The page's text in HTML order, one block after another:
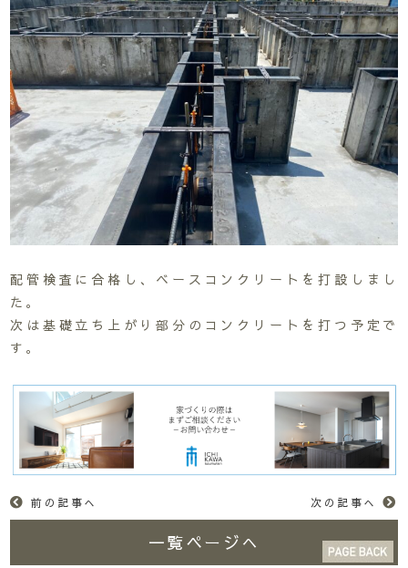
配管検査に合格し、ベースコンクリートを打設しまし
た。
次は基礎立ち上がり部分のコンクリートを打つ予定で
す。
前の記事へ 次の記事へ
一覧ページへ